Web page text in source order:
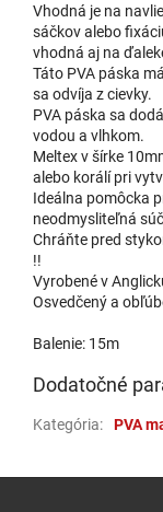
Vhodná je na
sáčkov alebo
vhodná aj na
Táto PVA páska
sa odvíja z cievky.
PVA páska sa
vodou a vlhkom.
Meltex v šírke
alebo korálí pri
Ideálna pomôcka
neodmysliteľná
Chráňte pred
!!
Vyrobené v
Osvedčený a
Balenie: 15m
Dodatočné
Kategória: PVA